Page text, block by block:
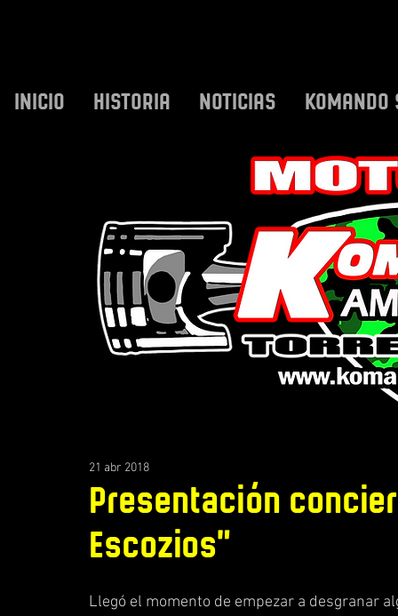
INICIO HISTORIA NOTICIAS KOMANDO
Presentación
Escozios"
21 abr 2018
Llegó el momento de empezar a desgranar